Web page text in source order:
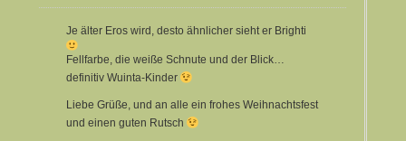
Je älter Eros wird, desto ähnlicher sieht er Brighti
Fellfarbe, die weiße Schnute und der Blick…
definitiv Wuinta-Kinder
Liebe Grüße, und an alle ein frohes Weihnachtsfest
und einen guten Rutsch